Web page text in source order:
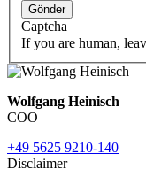
Gönder
Captcha
If you are human,
Wolfgang Heinisch
COO
+49 5625 9210-140
Disclaimer